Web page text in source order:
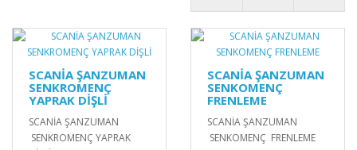
SCANİA ŞANZUMAN
SENKROMENÇ
YAPRAK DİŞLİ
SCANİA ŞANZUMAN
SENKROMENÇ YAPRAK
SCANİA ŞANZUMAN
SENKOMENÇ
FRENLEME
SCANİA ŞANZUMAN
SENKOMENÇ FRENLEME